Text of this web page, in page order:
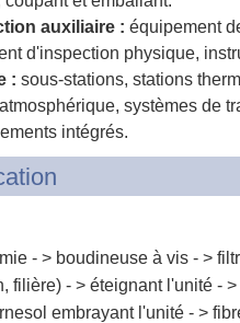
auxiliaire : équipement
d'inspection physique,
: sous-stations, stations
systèmes de
intégrés.
- > boudineuse à vis - >
filière) - > éteignant l'unité -
embrayant l'unité - >